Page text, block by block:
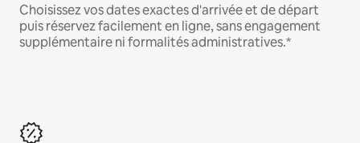
Choisissez vos dates exactes d'arrivée et de départ
puis réservez facilement en ligne, sans engagement
supplémentaire ni formalités administratives.*